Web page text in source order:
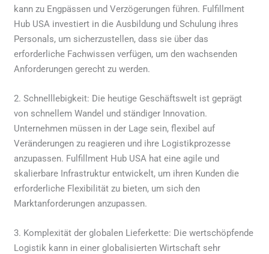
kann zu Engpässen und Verzögerungen führen. Fulfillment
Hub USA investiert in die Ausbildung und Schulung ihres
Personals, um sicherzustellen, dass sie über das
erforderliche Fachwissen verfügen, um den wachsenden
Anforderungen gerecht zu werden.
2. Schnelllebigkeit: Die heutige Geschäftswelt ist geprägt
von schnellem Wandel und ständiger Innovation.
Unternehmen müssen in der Lage sein, flexibel auf
Veränderungen zu reagieren und ihre Logistikprozesse
anzupassen. Fulfillment Hub USA hat eine agile und
skalierbare Infrastruktur entwickelt, um ihren Kunden die
erforderliche Flexibilität zu bieten, um sich den
Marktanforderungen anzupassen.
3. Komplexität der globalen Lieferkette: Die wertschöpfende
Logistik kann in einer globalisierten Wirtschaft sehr